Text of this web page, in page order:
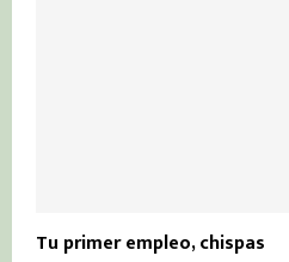
Tu primer empleo, chispas